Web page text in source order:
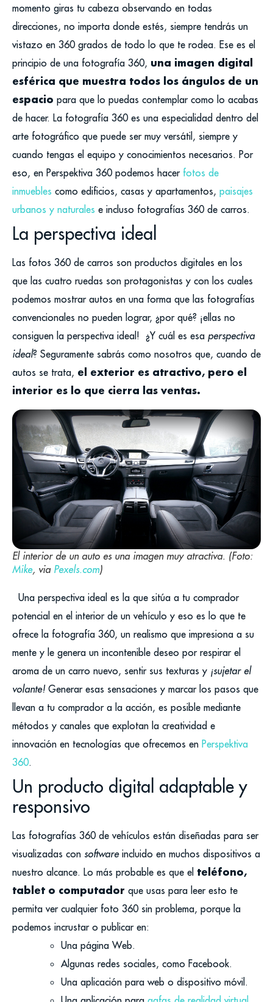
momento giras tu cabeza observando en todas
direcciones, no importa donde estés, siempre tendrás un
vistazo en 360 grados de todo lo que te rodea. Ese es el
principio de una fotografía 360, una imagen digital
esférica que muestra todos los ángulos de un
espacio para que lo puedas contemplar como lo acabas
de hacer. La fotografía 360 es una especialidad dentro del
arte fotográfico que puede ser muy versátil, siempre y
cuando tengas el equipo y conocimientos necesarios. Por
eso, en Perspektiva 360 podemos hacer fotos de
inmuebles como edificios, casas y apartamentos, paisajes
urbanos y naturales e incluso fotografías 360 de carros.
La perspectiva ideal
Las fotos 360 de carros son productos digitales en los
que las cuatro ruedas son protagonistas y con los cuales
podemos mostrar autos en una forma que las fotografías
convencionales no pueden lograr, ¿por qué? ¡ellas no
consiguen la perspectiva ideal! ¿Y cuál es esa perspectiva
ideal? Seguramente sabrás como nosotros que, cuando de
autos se trata, el exterior es atractivo, pero el
interior es lo que cierra las ventas.
El interior de un auto es una imagen muy atractiva. (Foto:
Mike, via Pexels.com)
Una perspectiva ideal es la que sitúa a tu comprador
potencial en el interior de un vehículo y eso es lo que te
ofrece la fotografía 360, un realismo que impresiona a su
mente y le genera un incontenible deseo por respirar el
aroma de un carro nuevo, sentir sus texturas y ¡sujetar el
volante! Generar esas sensaciones y marcar los pasos que
llevan a tu comprador a la acción, es posible mediante
métodos y canales que explotan la creatividad e
innovación en tecnologías que ofrecemos en Perspektiva
360.
Un producto digital adaptable y
responsivo
Las fotografías 360 de vehículos están diseñadas para ser
visualizadas con softwareincluido en muchos dispositivos a
nuestro alcance. Lo más probable es que el teléfono,
tablet o computador que usas para leer esto te
permita ver cualquier foto 360 sin problema, porque la
podemos incrustar o publicar en:
Una página Web.
Algunas redes sociales, como Facebook.
Una aplicación para web o dispositivo móvil.